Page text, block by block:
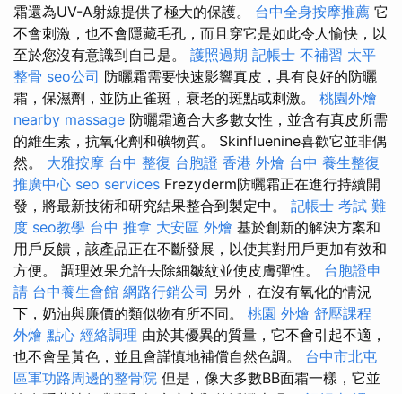
霜還為UV-A射線提供了極大的保護。 台中全身按摩推薦 它
不會刺激，也不會隱藏毛孔，而且穿它是如此令人愉快，以
至於您沒有意識到自己是。 護照過期 記帳士 不補習 太平
整骨 seo公司 防曬霜需要快速影響真皮，具有良好的防曬
霜，保濕劑，並防止雀斑，衰老的斑點或刺激。 桃園外燴
nearby massage 防曬霜適合大多數女性，並含有真皮所需
的維生素，抗氧化劑和礦物質。 Skinfluenine喜歡它並非偶
然。 大雅按摩 台中 整復 台胞證 香港 外燴 台中 養生整復
推廣中心 seo services Frezyderm防曬霜正在進行持續開
發，將最新技術和研究結果整合到製定中。 記帳士 考試 難
度 seo教學 台中 推拿 大安區 外燴 基於創新的解決方案和
用戶反饋，該產品正在不斷發展，以使其對用戶更加有效和
方便。 調理效果允許去除細皺紋並使皮膚彈性。 台胞證申
請 台中養生會館 網路行銷公司 另外，在沒有氧化的情況
下，奶油與廉價的類似物有所不同。 桃園 外燴 舒壓課程
外燴 點心 經絡調理 由於其優異的質量，它不會引起不適，
也不會呈黃色，並且會謹慎地補償自然色調。 台中市北屯
區軍功路周邊的整骨院 但是，像大多數BB面霜一樣，它並